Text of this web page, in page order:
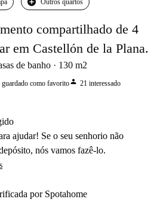
Outros quartos
compartilhado de 4
em Castellón de la Plana.
de banho 130 m2
guardado como favoritoperson 21 interessado
ajudar! Se o seu senhorio não
nós vamos fazê-lo.
por Spotahome